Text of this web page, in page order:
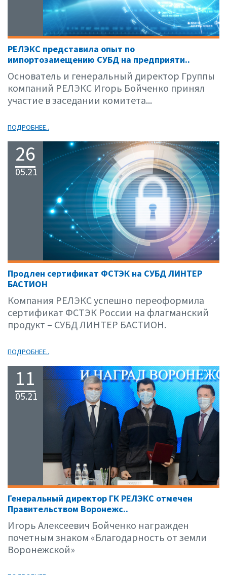
РЕЛЭКС представила опыт по
импортозамещению СУБД на предприяти..
Основатель и генеральный директор Группы
компаний РЕЛЭКС Игорь Бойченко принял
участие в заседании комитета...
ПОДРОБНЕЕ..
26
05.21
Продлен сертификат ФСТЭК на СУБД ЛИНТЕР
БАСТИОН
Компания РЕЛЭКС успешно переоформила
сертификат ФСТЭК России на флагманский
продукт – СУБД ЛИНТЕР БАСТИОН.
ПОДРОБНЕЕ..
11
05.21
Генеральный директор ГК РЕЛЭКС отмечен
Правительством Воронежс..
Игорь Алексеевич Бойченко награжден
почетным знаком «Благодарность от земли
Воронежской»